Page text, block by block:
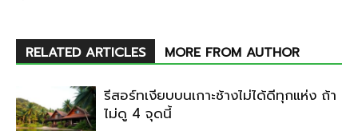
RELATED ARTICLES MORE FROM AUTHOR
รีสอร์ทเงียบบนเกาะช้างไม่ได้ดีทุกแห่ง ถ้า
ไม่ดู 4 จุดนี้